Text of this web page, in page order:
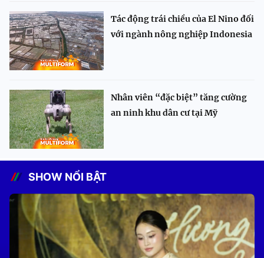
Tác động trái chiều của El Nino đối
với ngành nông nghiệp Indonesia
Nhân viên “đặc biệt” tăng cường
an ninh khu dân cư tại Mỹ
SHOW NỔI BẬT